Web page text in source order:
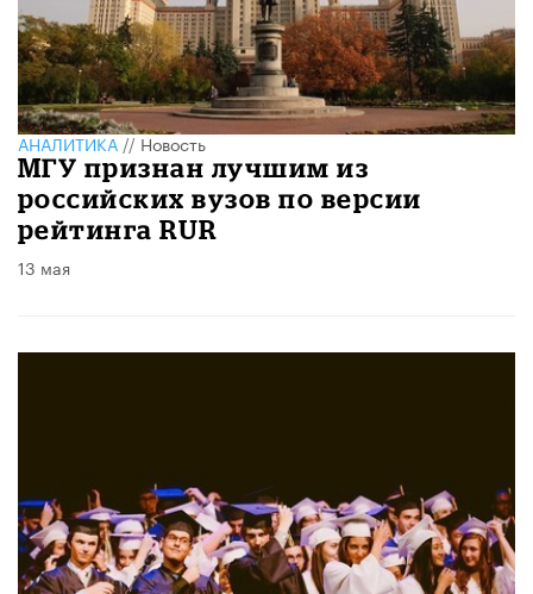
АНАЛИТИКА//Новость
МГУ признан лучшим из
российских вузов по версии
рейтинга RUR
13 мая